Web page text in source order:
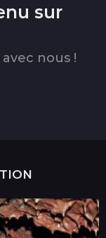
sur
nous !